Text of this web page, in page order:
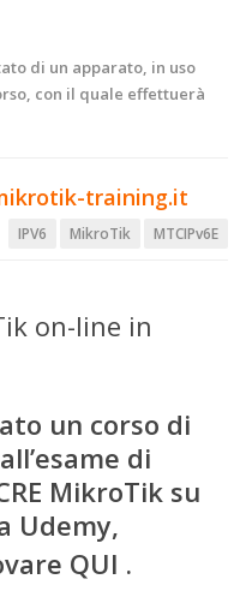
di un apparato, in uso
con il quale effettuerà
training.it
IPV6 MikroTik MTCIPv6E
on-line in
un corso di
di
MikroTik su
Udemy,
QUI .